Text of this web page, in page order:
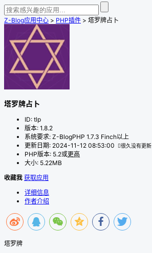
Z-Blog应用中心 > PHP插件 > 塔罗牌占卜
塔罗牌占卜
ID: tlp
版本: 1.8.2
系统要求: Z-BlogPHP 1.7.3 Finch以上
更新日期: 2024-11-12 08:53:00 很久没有更新
PHP版本: 5.2或更高
大小: 5.22MB
收藏我 获取应用
详细信息
作者介绍
塔罗牌